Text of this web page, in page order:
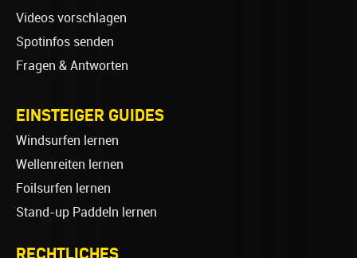
Videos vorschlagen
Spotinfos senden
Fragen & Antworten
EINSTEIGER GUIDES
Windsurfen lernen
Wellenreiten lernen
Foilsurfen lernen
Stand-up Paddeln lernen
RECHTLICHES